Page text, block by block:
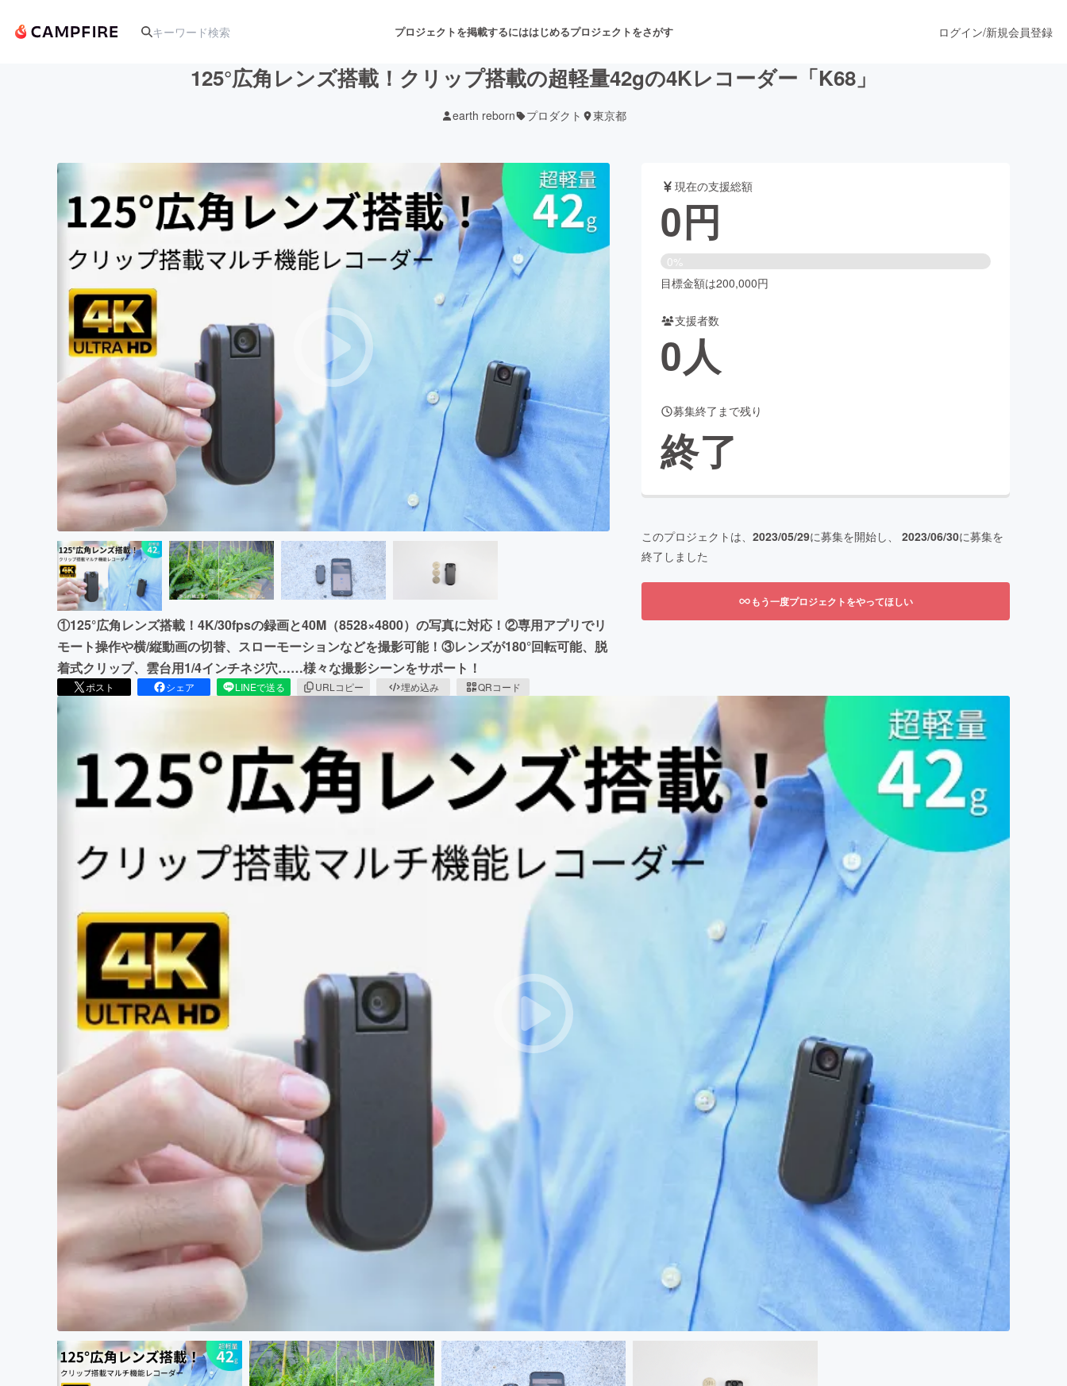
プロジェクトを掲載するにははじめるプロジェクトをさがす
アート・写真 音楽 舞台・パフォーマンス
ゲーム・サービス開発 フード・飲食店
ビジネス・起業 ビューティー・ヘルスケア
まちづくり・地域活性化
CAMPFIRE for Social Good
CAMPFIRE Creation
CAMPFIREふるさと納税 machi-ya コミュニティ
ログイン/新規会員登録
125°広角レンズ搭載！クリップ搭載の超軽量42gの4Kレコーダー「K68」
earth reborn プロダクト 東京都
①125°広角レンズ搭載！4K/30fpsの録画と40M（8528×4800）の写真に対応！②専用アプリでリ
モート操作や横/縦動画の切替、スローモーションなどを撮影可能！③レンズが180°回転可能、脱
着式クリップ、雲台用1/4インチネジ穴……様々な撮影シーンをサポート！
ポスト シェア LINEで送る URLコピー 埋め込み QRコード
現在の支援総額
0円
0%
目標金額は200,000円
支援者数
0人
募集終了まで残り
終了
このプロジェクトは、 2023/05/29に募集を開始し、 2023/06/30に募集を
終了しました
もう一度プロジェクトをやってほしい